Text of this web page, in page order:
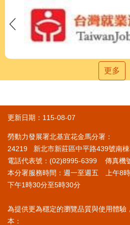
更多
更新日期：115-08-07
勞動力發展署北基宜花金馬分署：
24219 新北市新莊區中平路439號南
電話代表號：(02)8995-6399 傳真機
本分署服務時間：週一至週五 上午8時
下午1時30分至5時30分
為提供更為穩定的瀏覽品質與使用體驗
本：